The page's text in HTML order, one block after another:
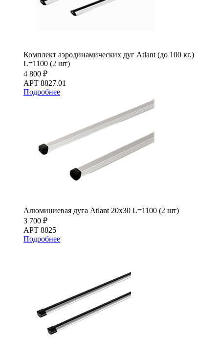
Комплект аэродинамических дуг Atlant (до 100 кг.)
L=1100 (2 шт)
4 800 ₽
АРТ 8827.01
Подробнее
Алюминиевая дуга Atlant 20х30 L=1100 (2 шт)
3 700 ₽
АРТ 8825
Подробнее